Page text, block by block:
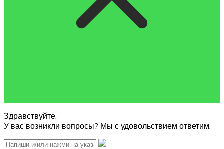
Здравствуйте.
У вас возникли вопросы? Мы с удовольствием ответим.